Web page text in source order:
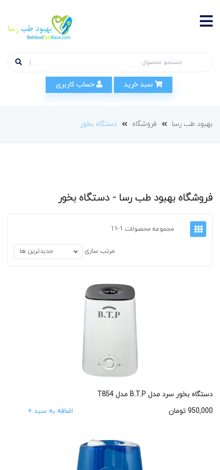
سبد خرید حساب کاربری
بهبود طب رسا فروشگاه دستگاه بخور
فروشگاه بهبود طب رسا - دستگاه بخور
مجموعه محصولات 1-11
مرتب سازی جدیدترین ها
دستگاه بخور سرد مدل B.T.P مدل T854
950,000 تومان اضافه به سبد +